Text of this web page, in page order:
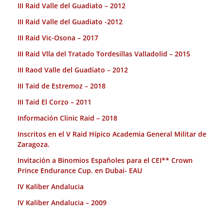
III Raid Valle del Guadiato – 2012
III Raid Valle del Guadiato -2012
III Raid Vic-Osona – 2017
III Raid Vlla del Tratado Tordesillas Valladolid – 2015
III Raod Valle del Guadiato – 2012
III Taid de Estremoz – 2018
III Taid El Corzo – 2011
Información Clinic Raid – 2018
Inscritos en el V Raid Hípico Academia General Militar de
Zaragoza.
Invitación a Binomios Españoles para el CEI** Crown
Prince Endurance Cup. en Dubai- EAU
IV Kaliber Andalucia
IV Kaliber Andalucia – 2009